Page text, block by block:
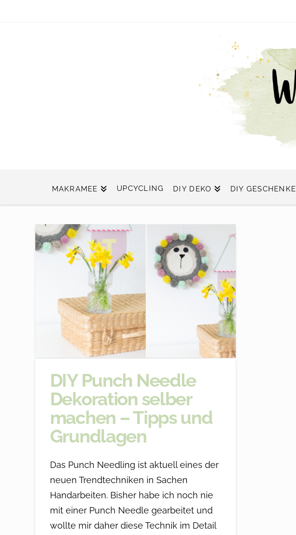
MAKRAMEE UPCYCLING DIY DEKO DIY GESCHENKE
DIY Punch Needle
Dekoration selber
machen – Tipps und
Grundlagen
Das Punch Needling ist aktuell eines der
neuen Trendtechniken in Sachen
Handarbeiten. Bisher habe ich noch nie
mit einer Punch Needle gearbeitet und
wollte mir daher diese Technik im Detail